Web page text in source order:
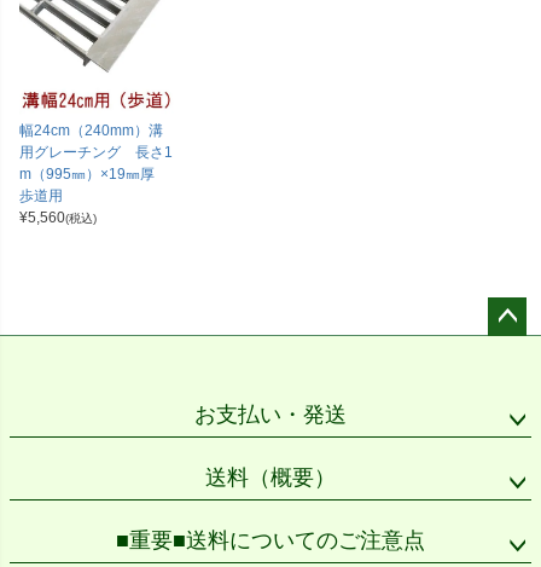
幅24cm（240mm）溝
用グレーチング 長さ1
m（995㎜）×19㎜厚
歩道用
¥5,560(税込)
お支払い・発送
送料（概要）
■重要■送料についてのご注意点